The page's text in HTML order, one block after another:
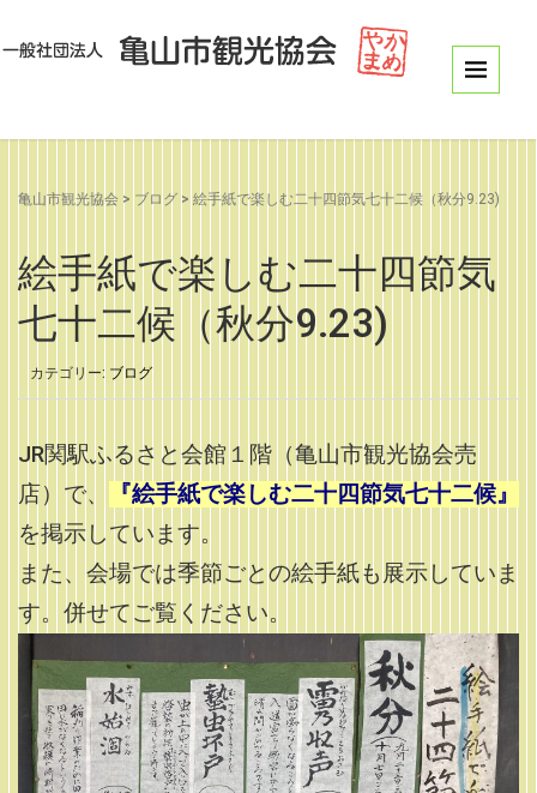
亀山市観光協会 > ブログ > 絵手紙で楽しむ二十四節気七十二候（秋分9.23)
絵手紙で楽しむ二十四節気
七十二候（秋分9.23)
カテゴリー: ブログ
JR関駅ふるさと会館１階（亀山市観光協会売
店）で、
『絵手紙で楽しむ二十四節気七十二候』
を掲示しています。
また、会場では季節ごとの絵手紙も展示していま
す。併せてご覧ください。